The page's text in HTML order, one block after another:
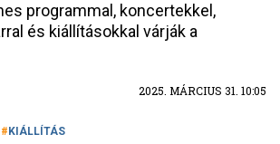
programmal, koncertekkel,
és kiállításokkal várják a
2025. MÁRCIUS 31. 10:05
KIÁLLÍTÁS